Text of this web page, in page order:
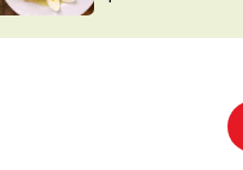
VYCHYTÁVKY